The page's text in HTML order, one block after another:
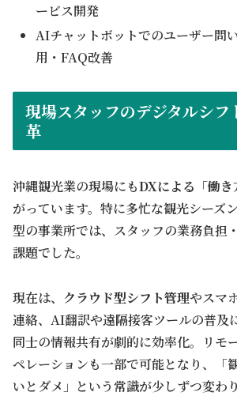
ービス開発
AIチャットボットでのユーザー問
用・FAQ改善
現場スタッフのデジタルシフ
革
沖縄観光業の現場にもDXによる「働き
がっています。特に多忙な観光シーズ
型の事業所では、スタッフの業務負担
課題でした。
現在は、 クラウド型シフト管理やスマ
連絡、AI翻訳や遠隔接客ツールの普及
同士の情報共有が劇的に効率化。リモ
ペレーションも一部で可能となり、「
いとダメ」という常識が少しずつ変わ